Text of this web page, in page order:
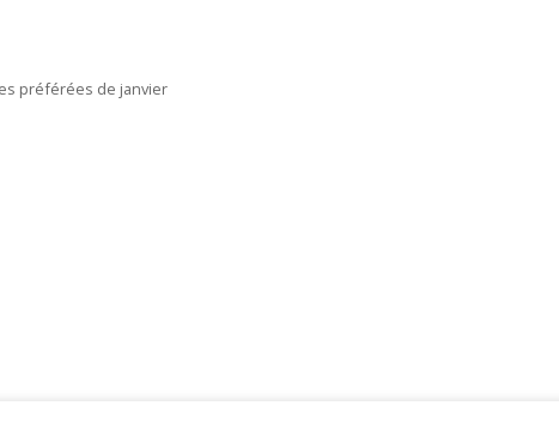
préférées de janvier